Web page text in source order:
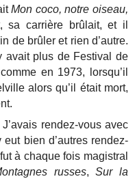
Mon coco, notre oiseau,
sa carrière brûlait, et il
de brûler et rien d’autre.
avait plus de Festival de
en 1973, lorsqu’il
alors qu’il était mort,
rendez-vous avec
bien d’autres rendez-
à chaque fois magistral
russes,Sur la